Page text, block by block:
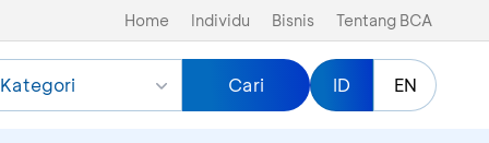
Home Individu Bisnis Tentang BCA
Kategori Cari ID EN